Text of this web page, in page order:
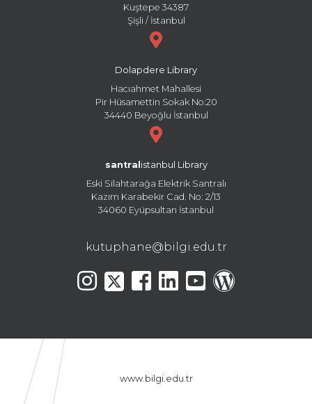
Kuştepe 34387
Şişli / İstanbul
Dolapdere Library
Hacıahmet Mahallesi
Pir Hüsamettin Sokak No:20
34440 Beyoğlu İstanbul
santral istanbul Library
Eski Silahtarağa Elektrik Santralı
Kazım Karabekir Cad. No: 2/13
34060 Eyüpsultan İstanbul
kutuphane@bilgi.edu.tr
www.bilgi.edu.tr